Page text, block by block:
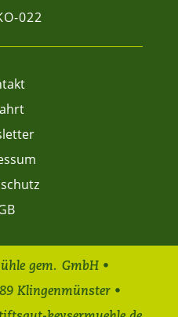
022
gem. GmbH •
Klingenmünster •